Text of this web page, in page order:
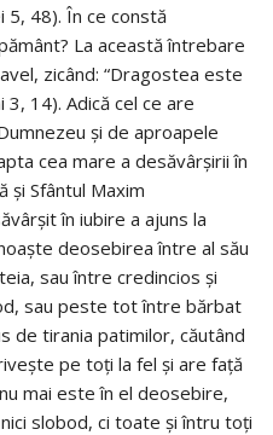
5, 48). În ce constă
La această întrebare
zicând: “Dragostea este
3, 14). Adică cel ce are
și de aproapele
cea mare a desăvârșirii în
și Sfântul Maxim
în iubire a ajuns la
deosebirea între al său
sau între credincios și
sau peste tot între bărbat
de tirania patimilor, căutând
pe toți la fel și are față
mai este în el deosebire,
slobod, ci toate și întru toți